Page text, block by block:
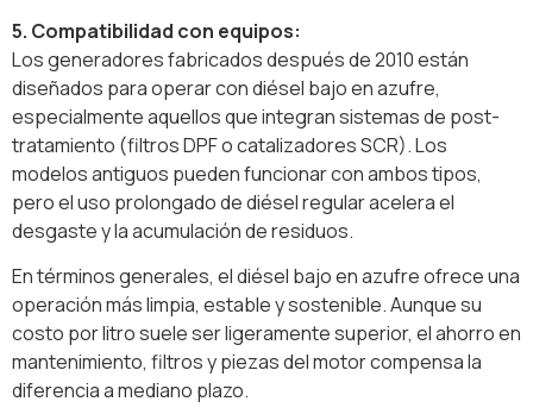
5. Compatibilidad con equipos:
Los generadores fabricados después de 2010 están
diseñados para operar con diésel bajo en azufre,
especialmente aquellos que integran sistemas de post-
tratamiento (filtros DPF o catalizadores SCR). Los
modelos antiguos pueden funcionar con ambos tipos,
pero el uso prolongado de diésel regular acelera el
desgaste y la acumulación de residuos.
En términos generales, el diésel bajo en azufre ofrece una
operación más limpia, estable y sostenible. Aunque su
costo por litro suele ser ligeramente superior, el ahorro en
mantenimiento, filtros y piezas del motor compensa la
diferencia a mediano plazo.